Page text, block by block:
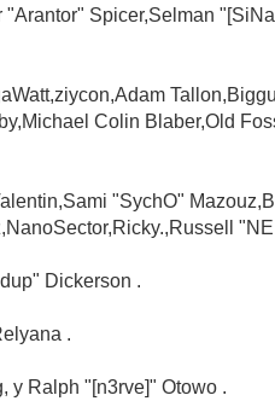
Spicer,Selman
Colin Blaber,Old
"SychO"
Dickerson .
.
y Ralph "[n3rve]" Otowo .